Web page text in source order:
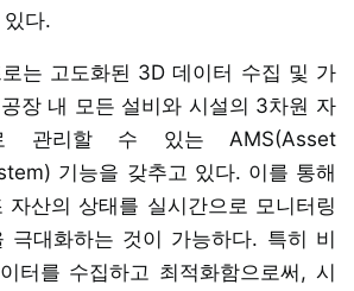
다.
는 고도화된 3D 데이터 수집 및 가
장 내 모든 설비와 시설의 3차원 자
관리할 수 있는 AMS(Asset
기능을 갖추고 있다. 이를 통해
자산의 상태를 실시간으로 모니터링
극대화하는 것이 가능하다. 특히 비
터를 수집하고 최적화함으로써, 시